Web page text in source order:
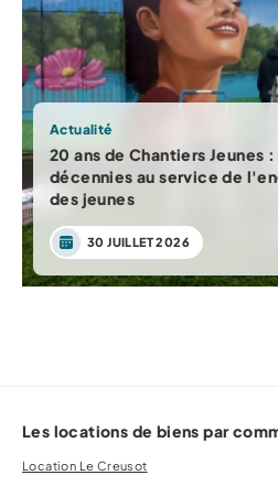
Actualité
20 ans de Chantiers Jeunes
décennies au service de
des jeunes
30 JUILLET 2026
Les locations de biens par
Location Le Creusot